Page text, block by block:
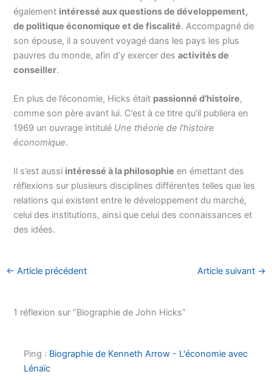
également intéressé aux questions de développement,
de politique économique et de fiscalité. Accompagné de
son épouse, il a souvent voyagé dans les pays les plus
pauvres du monde, afin d’y exercer desactivités de
conseiller.
En plus de l’économie, Hicks était passionné d’histoire,
comme son père avant lui. C’est à ce titre qu’il publiera en
1969 un ouvrage intitulé Une théorie de l’histoire
économique.
Il s’est aussi intéressé à la philosophie en émettant des
réflexions sur plusieurs disciplines différentes telles que les
relations qui existent entre le développement du marché,
celui des institutions, ainsi que celui des connaissances et
des idées.
← Article précédent Article suivant →
1 réflexion sur “Biographie de John Hicks”
Ping : Biographie de Kenneth Arrow - L'économie avec
Lénaïc